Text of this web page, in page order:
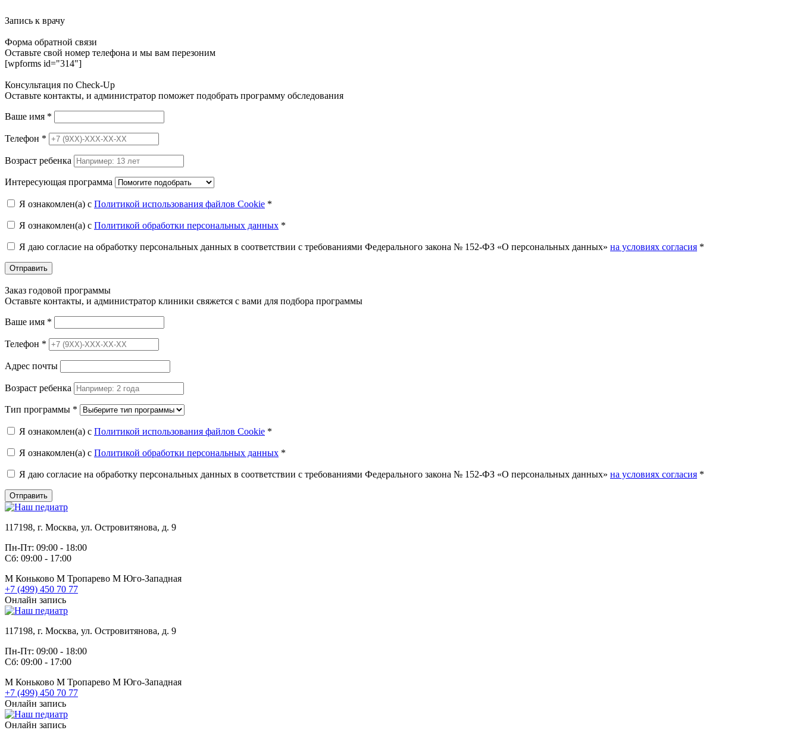
Запись к врачу
Форма обратной связи
Оставьте свой номер телефона и мы вам перезоним
[wpforms id="314"]
Консультация по Check-Up
Оставьте контакты, и администратор поможет подобрать программу обследования
Ваше имя *
Телефон *
Возраст ребенка
Интересующая программа
Я ознакомлен(а) с Политикой использования файлов Cookie *
Я ознакомлен(а) с Политикой обработки персональных данных *
Я даю согласие на обработку персональных данных в соответствии с требованиями Федерального закона № 152-ФЗ «О персональных данных» на условиях согласия *
Отправить
Заказ годовой программы
Оставьте контакты, и администратор клиники свяжется с вами для подбора программы
Ваше имя *
Телефон *
Адрес почты
Возраст ребенка
Тип программы *
Я ознакомлен(а) с Политикой использования файлов Cookie *
Я ознакомлен(а) с Политикой обработки персональных данных *
Я даю согласие на обработку персональных данных в соответствии с требованиями Федерального закона № 152-ФЗ «О персональных данных» на условиях согласия *
Отправить
117198, г. Москва, ул. Островитянова, д. 9
Пн-Пт: 09:00 - 18:00
Сб: 09:00 - 17:00
М Коньково М Тропарево М Юго-Западная
+7 (499) 450 70 77
Онлайн запись
117198, г. Москва, ул. Островитянова, д. 9
Пн-Пт: 09:00 - 18:00
Сб: 09:00 - 17:00
М Коньково М Тропарево М Юго-Западная
+7 (499) 450 70 77
Онлайн запись
Онлайн запись